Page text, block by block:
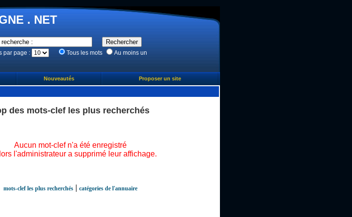
. NET
par page : Tous les mots Au moins un
Nouveautés Proposer un site
des mots-clef les plus recherchés
Aucun mot-clef n'a été enregistré
l'administrateur a supprimé leur affichage.
mots-clef les plus recherchés| catégories de l'annuaire